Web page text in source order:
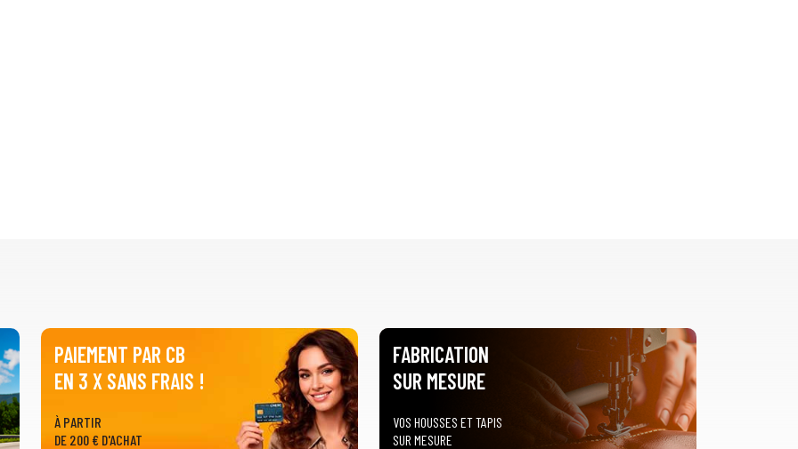
PAIEMENT PAR CB
EN 3 X SANS FRAIS !
À PARTIR
DE 200 € D'ACHAT
FABRICATION
SUR MESURE
VOS HOUSSES ET TAPIS
SUR MESURE